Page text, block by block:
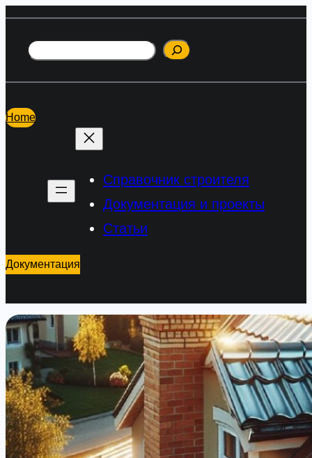
содержимому
Поиск
Home
Справочник строителя
Документация и проекты
Статьи
Документация